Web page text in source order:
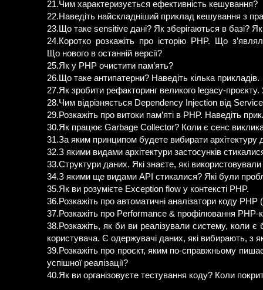
21.Чим характеризується ефективність кешування?
22.Наведіть найскладніший приклад кешування з
23.Що таке sensitive дані? Як зберігаються в базі?
24.Коротко розкажіть про історію PHP. Що
Що нового в останній версії?
25.Як у PHP очистити пам’ять?
26.Що таке антипатерни? Наведіть кілька прикладів.
27.Як зробити рефакторинг великого legacy-
28.Чим відрізняється Dependency Injection від
29.Розкажіть про витоки пам’яті в PHP. Наведіть
30.Як працює Garbage Collector? Коли є сенс
31.За яким принципом будете вибирати архітектуру
32.З якими видами архітектури застосунків
33.Структури даних. Які знаєте, які використовували
34.З якими ще видами API стикалися? Які були
35.Як ви розумієте Exception flow у контексті PHP.
36.Розкажіть про автоматичні аналізатори коду
37.Розкажіть про Performance & профілювання
38.Розкажіть, як би ви реалізували систему, коли
користувача. Є одержувачі даних, які вибирають, з
39.Розкажіть про проєкт, яким по-справжньому
успішної реалізації?
40.Як ви організовуєте тестування коду? Коли